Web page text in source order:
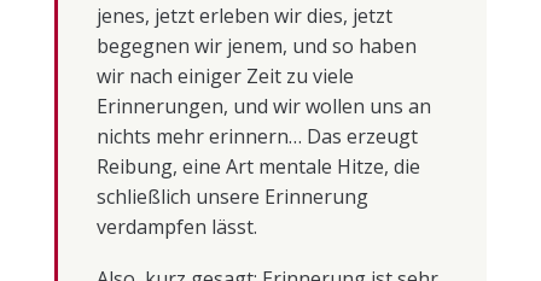
jenes, jetzt erleben wir dies, jetzt
begegnen wir jenem, und so haben
wir nach einiger Zeit zu viele
Erinnerungen, und wir wollen uns an
nichts mehr erinnern… Das erzeugt
Reibung, eine Art mentale Hitze, die
schließlich unsere Erinnerung
verdampfen lässt.